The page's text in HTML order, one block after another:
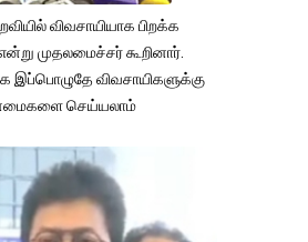
விவசாயியாக பிறக்க
முதலமைச்சர் கூறினார்.
இப்பொழுதே விவசாயிகளுக்கு
செய்யலாம்